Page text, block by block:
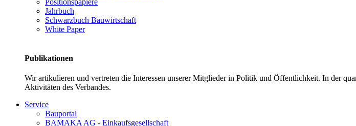
Jahrbuch
Schwarzbuch Bauwirtschaft
White Paper
Publikationen
Wir artikulieren und vertreten die Interessen unserer Mitglieder in Politik und Öffentlichkeit. In der
Aktivitäten des Verbandes.
Service
Bauportal
BAMAKA AG - Einkaufsgesellschaft